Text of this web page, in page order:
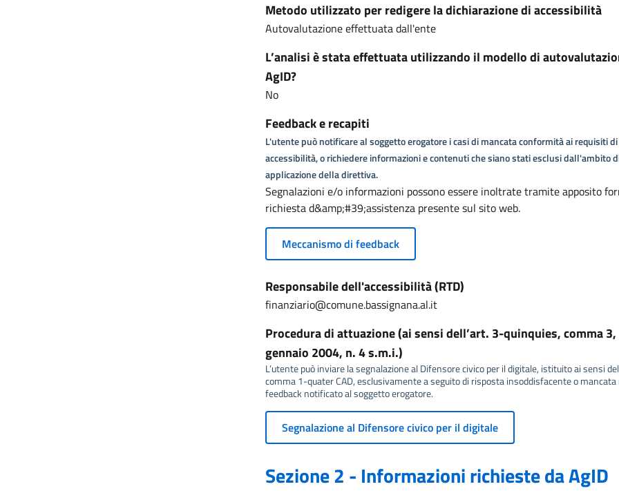
Metodo utilizzato per redigere la dichiarazione di accessibilità
Autovalutazione effettuata dall'ente
L’analisi è stata effettuata utilizzando il modello di
AgID?
No
Feedback e recapiti
L'utente può notificare al soggetto erogatore i casi di mancata conformità ai requisiti di
accessibilità, o richiedere informazioni e contenuti che siano stati esclusi dall'ambito
applicazione della direttiva.
Segnalazioni e/o informazioni possono essere inoltrate tramite apposito
richiesta d&amp;#39;assistenza presente sul sito web.
Meccanismo di feedback
Responsabile dell'accessibilità (RTD)
finanziario@comune.bassignana.al.it
Procedura di attuazione (ai sensi dell’art. 3-quinquies, comma 3,
gennaio 2004, n. 4 s.m.i.)
L’utente può inviare la segnalazione al Difensore civico per il digitale, istituito ai sensi
comma 1-quater CAD, esclusivamente a seguito di risposta insoddisfacente o
feedback notificato al soggetto erogatore.
Segnalazione al Difensore civico per il digitale
Sezione 2 - Informazioni richieste da AgID